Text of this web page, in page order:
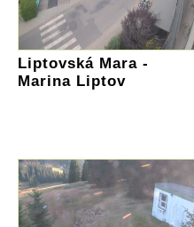
Liptovská Mara -
Marina Liptov